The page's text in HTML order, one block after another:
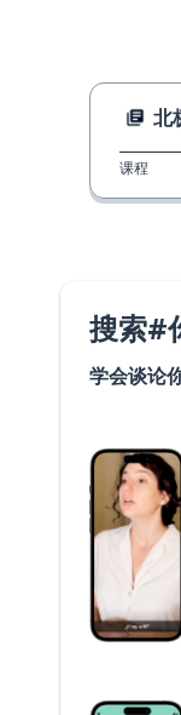
北
课程
搜索#
学会谈论